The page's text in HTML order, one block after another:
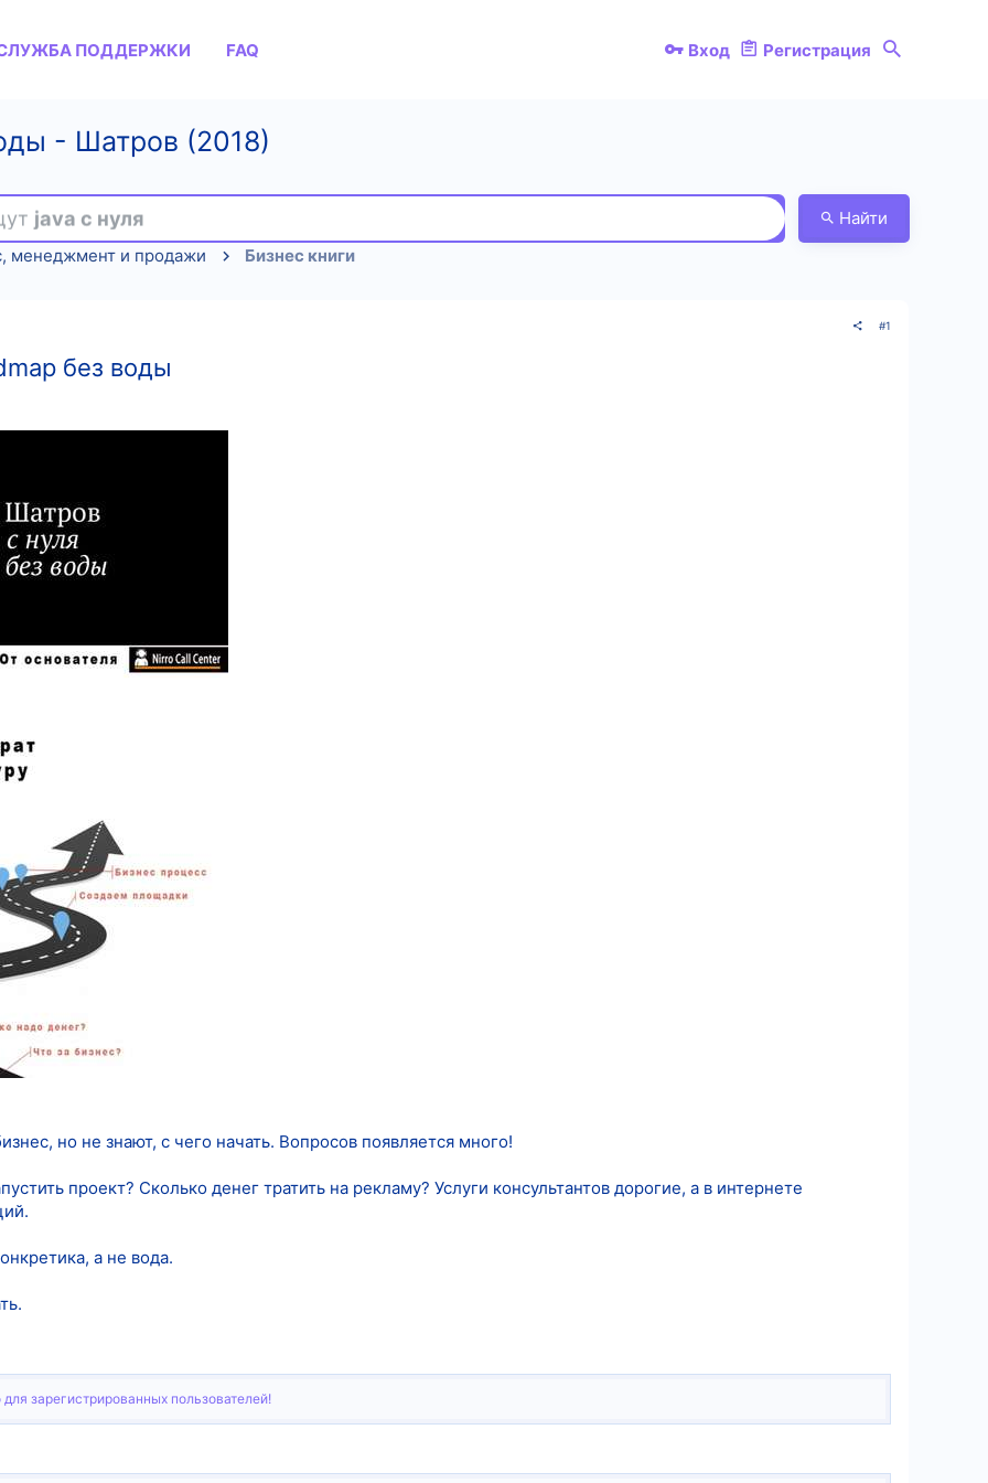
ПОДДЕРЖКИ FAQ Вход Регистрация
- Шатров (2018)
java с нуля
Найти
менеджмент и продажи
Бизнес книги
#1
без воды
но не знают, с чего начать. Вопросов появляется много!
проект? Сколько денег тратить на рекламу? Услуги консультантов дорогие, а в интернете
а не вода.
зарегистрированных пользователей!